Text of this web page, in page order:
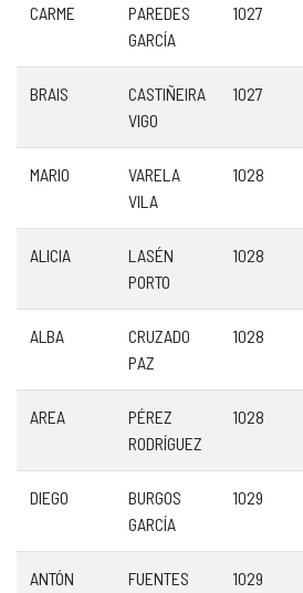
CARME
PAREDES
GARCÍA
1027
BRAIS
CASTIÑEIRA
VIGO
1027
MARIO
VARELA
VILA
1028
ALICIA
LASÉN
PORTO
1028
ALBA
CRUZADO
PAZ
1028
AREA
PÉREZ
RODRÍGUEZ
1028
DIEGO
BURGOS
GARCÍA
1029
ANTÓN
FUENTES
1029